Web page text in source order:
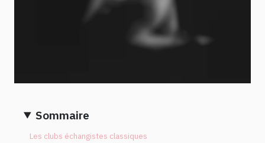
Sommaire
Les clubs échangistes classiques